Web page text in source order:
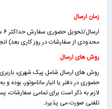
زمان ارسال
محدودی از سفارشات در روز کاری بعد)
روش های ارسال
روش های ارسال شامل پیک شهری،
حضوری در دفتر یا انبار ماناموتور،
لازم به ذکر است برای تمامی سفارشات،
تلفنی صورت می پذیرد.